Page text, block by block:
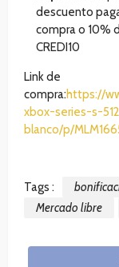
descuento
compra o 10%
CREDI10
Link de
compra:https://
xbox-series-s-
blanco/p/
Tags :
Mercado libre